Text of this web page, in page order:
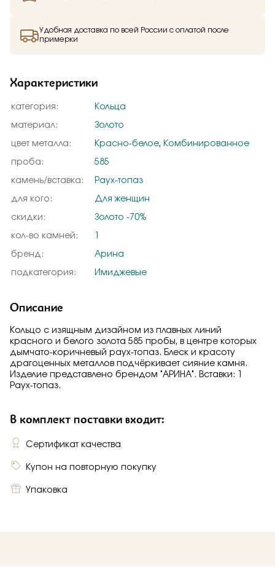
Удобная доставка по всей России с оплатой после
примерки
Характеристики
категория: Кольца
материал: Золото
цвет металла: Красно-белое, Комбинированное
проба: 585
камень/вставка: Раух-топаз
для кого: Для женщин
скидки: Золото -70%
кол-во камней:
бренд: Арина
подкатегория: Имиджевые
Описание
Кольцо с изящным дизайном из плавных линий
красного и белого золота 585 пробы, в центре которых
дымчато-коричневый раух-топаз. Блеск и красоту
драгоценных металлов подчёркивает сияние камня.
Изделие представлено брендом "АРИНА". Вставки: 1
Раух-топаз.
В комплект поставки входит:
Сертификат качества
Купон на повторную покупку
Упаковка